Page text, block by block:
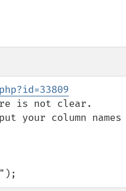
is not clear.
your column